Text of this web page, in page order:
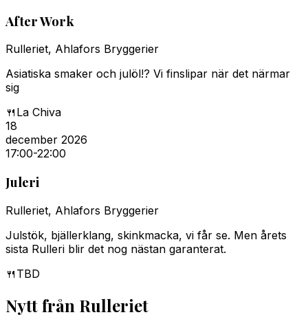
After Work
Rulleriet, Ahlafors Bryggerier
Asiatiska smaker och julöl!? Vi finslipar när det närmar
sig
🍴 La Chiva
18
december 2026
17:00-22:00
Juleri
Rulleriet, Ahlafors Bryggerier
Julstök, bjällerklang, skinkmacka, vi får se. Men årets
sista Rulleri blir det nog nästan garanterat.
🍴 TBD
Nytt från Rulleriet